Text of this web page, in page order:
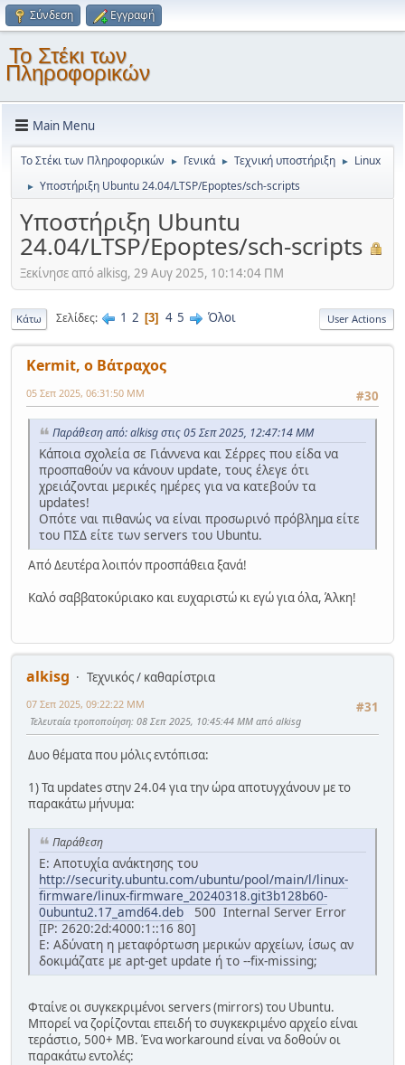
Σύνδεση Εγγραφή
Το Στέκι των
Πληροφορικών
Main Menu
Το Στέκι των Πληροφορικών ► Γενικά ► Τεχνική υποστήριξη ► Linux
► Υποστήριξη Ubuntu 24.04/LTSP/Epoptes/sch-scripts
Υποστήριξη Ubuntu
24.04/LTSP/Epoptes/sch-scripts
Ξεκίνησε από alkisg, 29 Αυγ 2025, 10:14:04 ΠΜ
Κάτω Σελίδες 1 2 3 4 5 Όλοι User Actions
Kermit, ο Βάτραχος
#30
05 Σεπ 2025, 06:31:50 ΜΜ
Παράθεση από: alkisg στις 05 Σεπ 2025, 12:47:14 ΜΜ
Κάποια σχολεία σε Γιάννενα και Σέρρες που είδα να
προσπαθούν να κάνουν update, τους έλεγε ότι
χρειάζονται μερικές ημέρες για να κατεβούν τα
updates!
Οπότε ναι πιθανώς να είναι προσωρινό πρόβλημα είτε
του ΠΣΔ είτε των servers του Ubuntu.
Από Δευτέρα λοιπόν προσπάθεια ξανά!
Καλό σαββατοκύριακο και ευχαριστώ κι εγώ για όλα, Άλκη!
alkisg
Τεχνικός / καθαρίστρια
#31
07 Σεπ 2025, 09:22:22 ΜΜ
Τελευταία τροποποίηση: 08 Σεπ 2025, 10:45:44 ΜΜ από alkisg
Δυο θέματα που μόλις εντόπισα:
1) Τα updates στην 24.04 για την ώρα αποτυγχάνουν με το
παρακάτω μήνυμα:
Παράθεση
E: Αποτυχία ανάκτησης του
http://security.ubuntu.com/ubuntu/pool/main/l/linux-
firmware/linux-firmware_20240318.git3b128b60-
0ubuntu2.17_amd64.deb 500 Internal Server Error
[IP: 2620:2d:4000:1::16 80]
E: Αδύνατη η μεταφόρτωση μερικών αρχείων, ίσως αν
δοκιμάζατε με apt-get update ή το --fix-missing;
Φταίνε οι συγκεκριμένοι servers (mirrors) του Ubuntu.
Μπορεί να ζορίζονται επειδή το συγκεκριμένο αρχείο είναι
τεράστιο, 500+ MB. Ένα workaround είναι να δοθούν οι
παρακάτω εντολές: